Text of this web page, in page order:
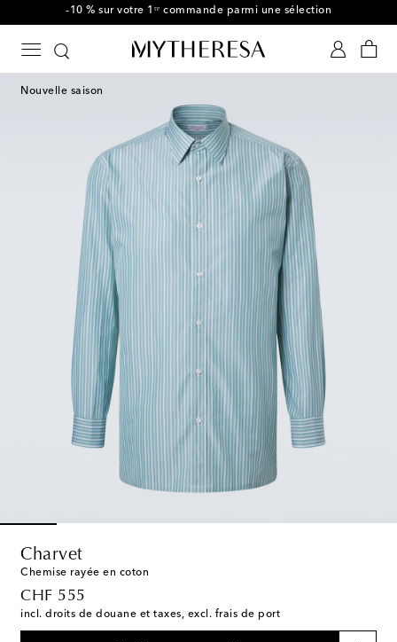
-10 % sur votre 1ʳᵉ commande parmi une sélection
Nouvelle saison
Charvet
Chemise rayée en coton
CHF 555
original price
incl. droits de douane et taxes, excl. frais de port